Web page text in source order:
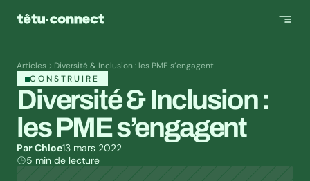
Articles
Diversité & Inclusion : les PME s’engagent
CONSTRUIRE
Diversité & Inclusion :
les PME s’engagent
Par Chloe13 mars 2022
5 min de lecture